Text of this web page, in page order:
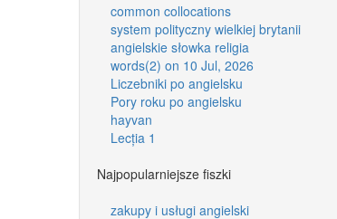
common collocations
system polityczny wielkiej brytanii
angielskie słowka religia
words(2) on 10 Jul, 2026
Liczebniki po angielsku
Pory roku po angielsku
hayvan
Lecția 1
Najpopularniejsze fiszki
zakupy i usługi angielski